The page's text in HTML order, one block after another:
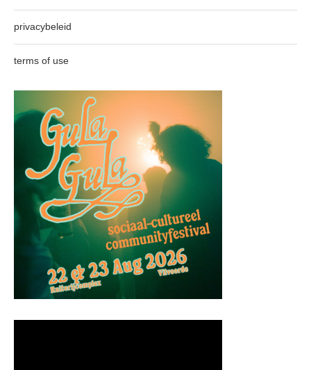
privacybeleid
terms of use